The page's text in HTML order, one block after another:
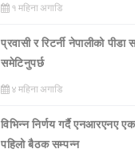
१ महिना अगाडि
प्रवासी र रिटर्नी नेपालीको पीडा
समेटिनुपर्छ
४ महिना अगाडि
विभिन्न निर्णय गर्दै एनआरएनए
पहिलो बैठक सम्पन्न